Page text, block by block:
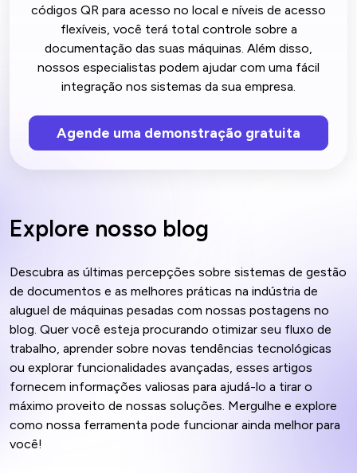
códigos QR para acesso no local e níveis de acesso
flexíveis, você terá total controle sobre a
documentação das suas máquinas. Além disso,
nossos especialistas podem ajudar com uma fácil
integração nos sistemas da sua empresa.
Agende uma demonstração gratuita
Explore nosso blog
Descubra as últimas percepções sobre sistemas de gestão
de documentos e as melhores práticas na indústria de
aluguel de máquinas pesadas com nossas postagens no
blog. Quer você esteja procurando otimizar seu fluxo de
trabalho, aprender sobre novas tendências tecnológicas
ou explorar funcionalidades avançadas, esses artigos
fornecem informações valiosas para ajudá-lo a tirar o
máximo proveito de nossas soluções. Mergulhe e explore
como nossa ferramenta pode funcionar ainda melhor para
você!